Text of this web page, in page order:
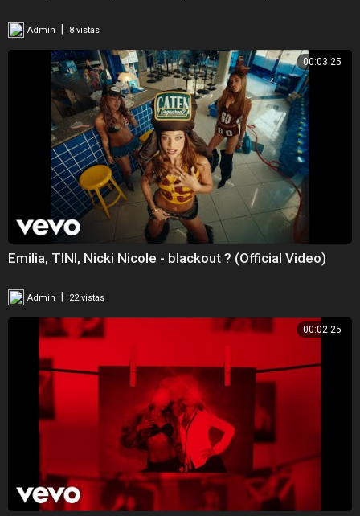
Admin 8 vistas
00:03:25
Emilia, TINI, Nicki Nicole - blackout ? (Official Video)
Admin 22 vistas
00:02:25